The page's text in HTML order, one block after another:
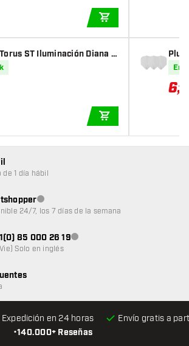
ST Iluminación Diana E
En
6,59
•140.000+ Reseñas
Expedición en 24 horas Envío gratis a
1 día hábil
Atención al cliente no disponible
24/7, los 7 días de la semana
85 000 26 19Atención al cliente no disponible
Solo en inglés